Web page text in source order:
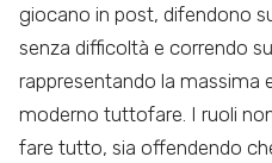
giocano in post, difendono
senza difficoltà e correndo
rappresentando la massima
moderno tuttofare. I ruoli
fare tutto, sia offendendo